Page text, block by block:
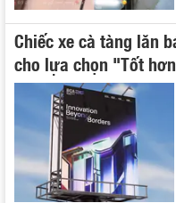
Chiếc xe cà tàng lăn
cho lựa chọn "Tốt